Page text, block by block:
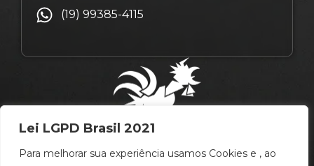
Lei LGPD Brasil 2021
Para melhorar sua experiência usamos Cookies e , ao
(19) 99385-4115